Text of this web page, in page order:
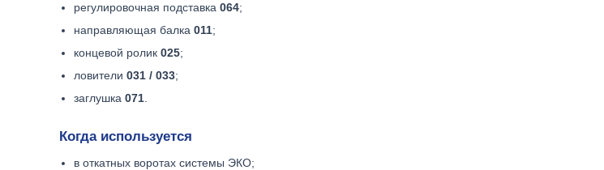
регулировочная подставка 064;
направляющая балка 011;
концевой ролик 025;
ловители 031 / 033;
заглушка 071
Когда используется
в откатных воротах системы ЭКО;